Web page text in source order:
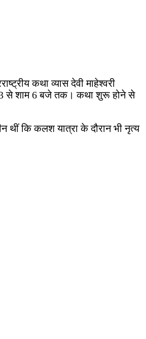
कथा व्यास देवी माहेश्वरी
3 से शाम 6 बजे तक। कथा शुरू होने से
थीं कि कलश यात्रा के दौरान भी नृत्य